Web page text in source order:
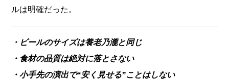
ルは明確だった。
・ビールのサイズは養老乃瀧と同じ
・食材の品質は絶対に落とさない
・小手先の演出で“安く見せる”ことはしない